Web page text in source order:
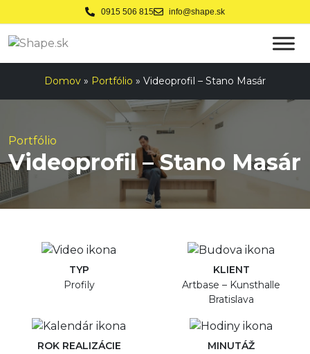
0915 506 815 info@shape.sk
Domov » Portfólio » Videoprofil – Stano Masár
Portfólio
Videoprofil – Stano Masár
TYP
Profily
KLIENT
Artbase – Kunsthalle
Bratislava
ROK REALIZÁCIE
MINUTÁŽ